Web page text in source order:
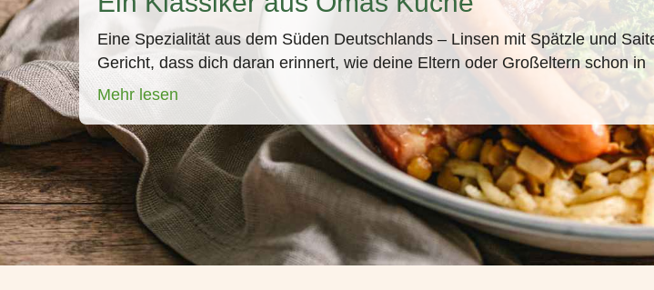
Eine Spezialität aus dem Süden Deutschlands – Linsen mit Spätzle und
Gericht, dass dich daran erinnert, wie deine Eltern oder Großeltern schon in
Mehr lesen